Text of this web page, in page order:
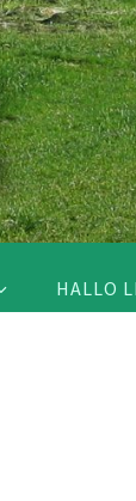
HALLO